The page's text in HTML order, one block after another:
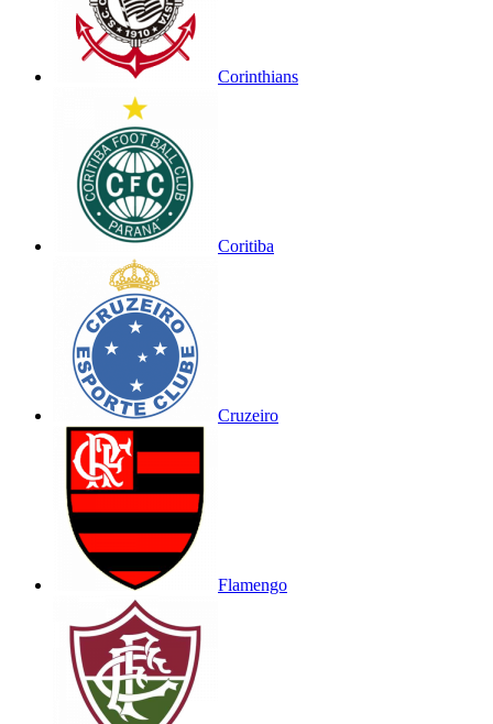
Corinthians
Coritiba
Cruzeiro
Flamengo